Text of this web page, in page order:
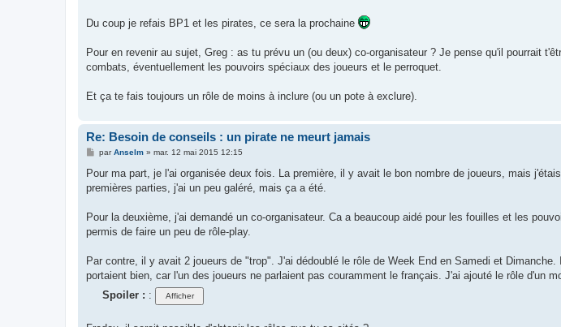
Du coup je refais BP1 et les pirates, ce sera la prochaine
Pour en revenir au sujet, Greg : as tu prévu un (ou deux) co-organisateur ? Je pense qu'il pourrait
combats, éventuellement les pouvoirs spéciaux des joueurs et le perroquet.
Et ça te fais toujours un rôle de moins à inclure (ou un pote à exclure).
Re: Besoin de conseils : un pirate ne meurt jamais
M
s
a
parAnselm» mar. 12 mai 2015 12:15
Pour ma part, je l'ai organisée deux fois. La première, il y avait le bon nombre de joueurs, mais
premières parties, j'ai un peu galéré, mais ça a été.
Pour la deuxième, j'ai demandé un co-organisateur. Ca a beaucoup aidé pour les fouilles et les
permis de faire un peu de rôle-play.
Par contre, il y avait 2 joueurs de "trop". J'ai dédoublé le rôle de Week End en Samedi et
portaient bien, car l'un des joueurs ne parlaient pas couramment le français. J'ai ajouté le rôle d'un
Spoiler : :